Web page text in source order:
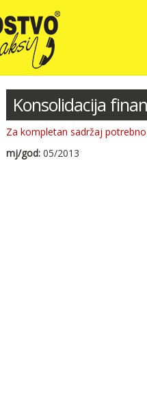
Konsolidacija
Za kompletan sadržaj
mj/god: 05/2013